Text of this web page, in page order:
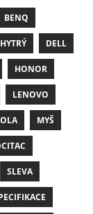
BENQ
DELL
HONOR
LENOVO
MYŠ
SLEVA